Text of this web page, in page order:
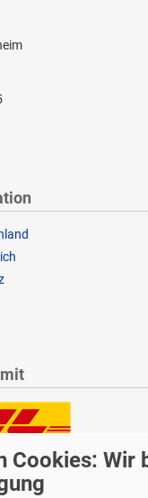
an Packstationen und
Cookies: Wir